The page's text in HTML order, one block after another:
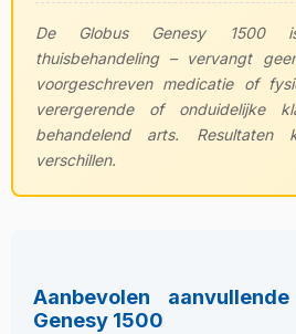
De Globus Genesy 1500
thuisbehandeling – vervangt
voorgeschreven medicatie of
verergerende of onduidelijke
behandelend arts. Resultaten
verschillen.
Aanbevolen
Genesy 1500